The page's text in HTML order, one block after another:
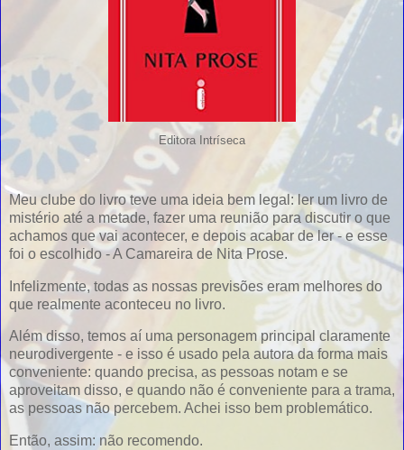
Editora Intríseca
Meu clube do livro teve uma ideia bem legal: ler um livro de
mistério até a metade, fazer uma reunião para discutir o que
achamos que vai acontecer, e depois acabar de ler - e esse
foi o escolhido - A Camareira de Nita Prose.
Infelizmente, todas as nossas previsões eram melhores do
que realmente aconteceu no livro.
Além disso, temos aí uma personagem principal claramente
neurodivergente - e isso é usado pela autora da forma mais
conveniente: quando precisa, as pessoas notam e se
aproveitam disso, e quando não é conveniente para a trama,
as pessoas não percebem. Achei isso bem problemático.
Então, assim: não recomendo.